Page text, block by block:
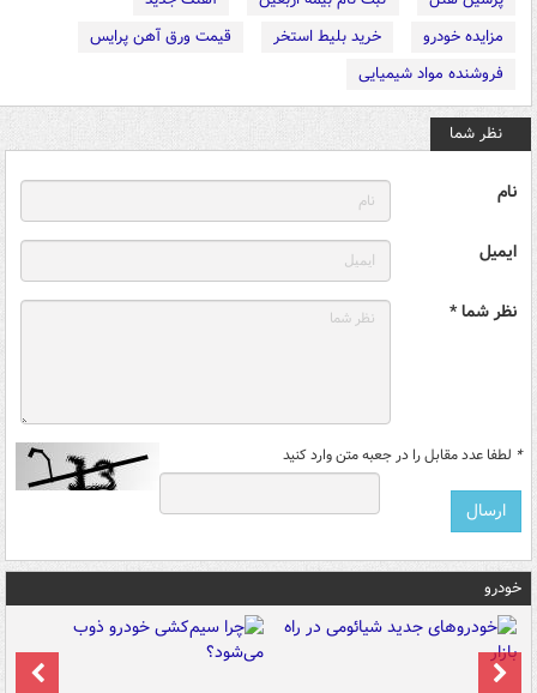
مزایده خودرو
خرید بلیط استخر
قیمت ورق آهن پرایس
فروشنده مواد شیمیایی
نظر شما
نام
ایمیل
نظر شما *
* لطفا عدد مقابل را در جعبه متن وارد کنید
خودرو